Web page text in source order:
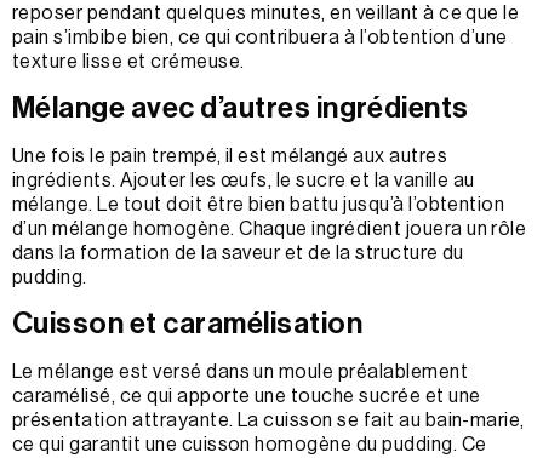
reposer pendant quelques minutes, en veillant à ce que le
pain s’imbibe bien, ce qui contribuera à l’obtention d’une
texture lisse et crémeuse.
Mélange avec d’autres ingrédients
Une fois le pain trempé, il est mélangé aux autres
ingrédients. Ajouter les œufs, le sucre et la vanille au
mélange. Le tout doit être bien battu jusqu’à l’obtention
d’un mélange homogène. Chaque ingrédient jouera un rôle
dans la formation de la saveur et de la structure du
pudding.
Cuisson et caramélisation
Le mélange est versé dans un moule préalablement
caramélisé, ce qui apporte une touche sucrée et une
présentation attrayante. La cuisson se fait au bain-marie,
ce qui garantit une cuisson homogène du pudding. Ce